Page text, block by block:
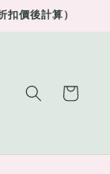
價後計算）
Cart